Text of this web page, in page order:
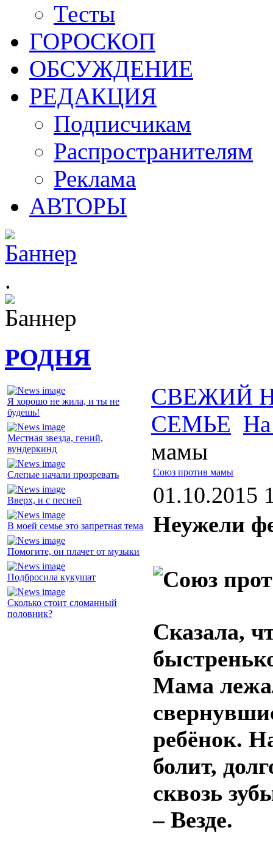
Тесты
ГОРОСКОП
ОБСУЖДЕНИЕ
РЕДАКЦИЯ
Подписчикам
Распространителям
Реклама
АВТОРЫ
.
РОДНЯ
Я хорошо не жила, и ты не
будешь!
Местная звезда, гений,
вундеркинд
Слепые начали прозревать
Вверх, и с песней
В моей семье это запретная тема
Помогите, он плачет от музыки
Подбросила кукушат
Сколько стоит сломанный
половник?
СВЕЖИЙ
СЕМЬЕ На
мамы
Союз против мамы
01.10.2015
Неужели
Сказала,
Мама
ребёнок.
болит,
сквозь
– Везде.